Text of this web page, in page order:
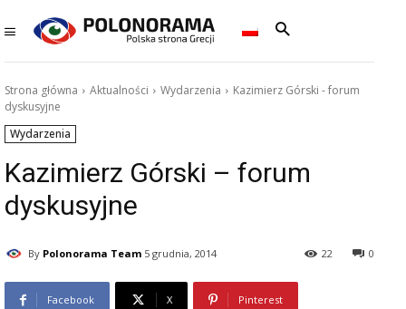
Strona główna Aktualności Wydarzenia
Kazimierz Górski - forum
dyskusyjne
Wydarzenia
Kazimierz Górski – forum
dyskusyjne
By Polonorama Team 5 grudnia, 2014 0
22
Facebook X Pinterest